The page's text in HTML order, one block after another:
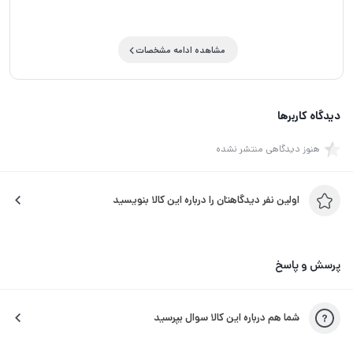
مشاهده ادامه مشخصات
دیدگاه کاربرها
هنوز دیدگاهی منتشر نشده
اولین نفر دیدگاهتان را درباره این کالا بنویسید
پرسش و پاسخ
شما هم درباره این کالا سوال بپرسید